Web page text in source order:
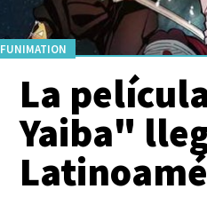
FUNIMATION
La
Yaiba"